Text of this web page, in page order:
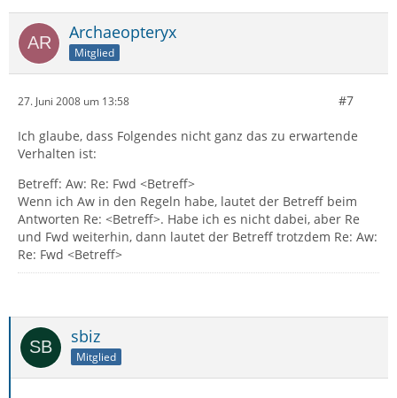
Archaeopteryx
Mitglied
27. Juni 2008 um 13:58 #7
Ich glaube, dass Folgendes nicht ganz das zu erwartende
Verhalten ist:
Betreff: Aw: Re: Fwd <Betreff>
Wenn ich Aw in den Regeln habe, lautet der Betreff beim
Antworten Re: <Betreff>. Habe ich es nicht dabei, aber Re
und Fwd weiterhin, dann lautet der Betreff trotzdem Re: Aw:
Re: Fwd <Betreff>
sbiz
Mitglied